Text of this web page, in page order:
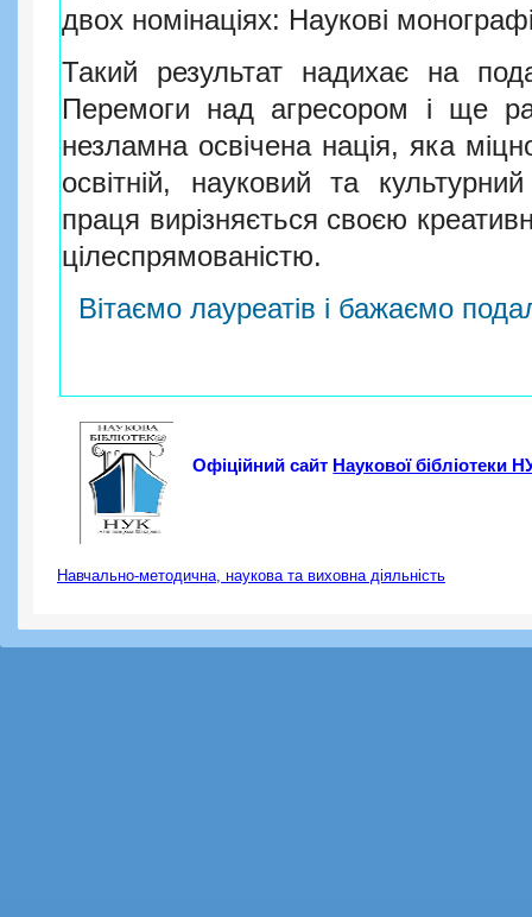
двох номінаціях: Наукові
Такий результат надихає на
Перемоги над агресором і ще
незламна освічена нація, яка
освітній, науковий та
праця вирізняється своєю
цілеспрямованістю.
Вітаємо лауреатів і бажаємо
Офіційний сайт Наукової бібліотеки
Навчально-методична, наукова та виховна діяльність